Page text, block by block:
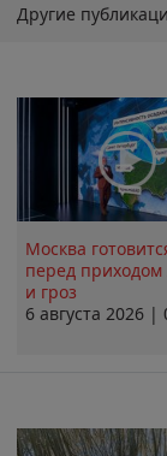
Другие
Москва
перед приходом
и гроз
6 августа 2026 |